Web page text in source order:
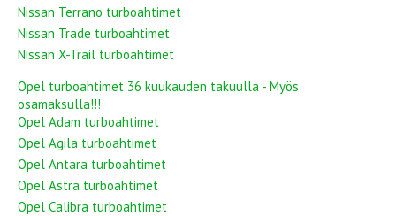
Nissan Terrano turboahtimet
Nissan Trade turboahtimet
Nissan X-Trail turboahtimet
Opel turboahtimet 36 kuukauden takuulla - Myös
osamaksulla!!!
Opel Adam turboahtimet
Opel Agila turboahtimet
Opel Antara turboahtimet
Opel Astra turboahtimet
Opel Calibra turboahtimet